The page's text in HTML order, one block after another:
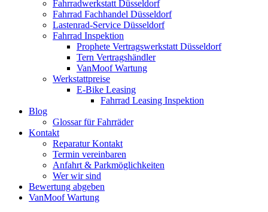
Fahrradwerkstatt Düsseldorf
Fahrrad Fachhandel Düsseldorf
Lastenrad-Service Düsseldorf
Fahrrad Inspektion
Prophete Vertragswerkstatt Düsseldorf
Tern Vertragshändler
VanMoof Wartung
Werkstattpreise
E-Bike Leasing
Fahrrad Leasing Inspektion
Blog
Glossar für Fahrräder
Kontakt
Reparatur Kontakt
Termin vereinbaren
Anfahrt & Parkmöglichkeiten
Wer wir sind
Bewertung abgeben
VanMoof Wartung